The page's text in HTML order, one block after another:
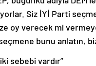
Siz İYİ Parti
oy verecek mi
bunu anlatın,